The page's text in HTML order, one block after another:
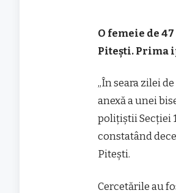
O femeie de
Piteşti. Prima
„În seara zilei
anexă a unei
poliţiştii Secţiei
constatând
Piteşti.
Cercetările au